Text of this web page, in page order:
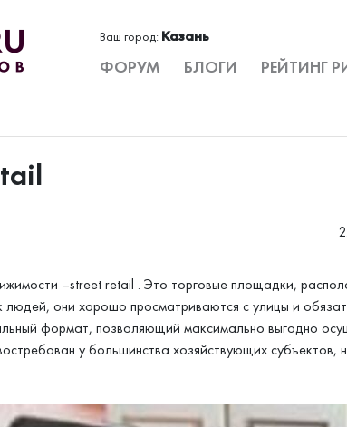
Ваш город: Казань
ФОРУМ БЛОГИ РЕЙТИНГ
–street retail . Это торговые площадки,
они хорошо просматриваются с улицы и
формат, позволяющий максимально выгодно
у большинства хозяйствующих субъектов,